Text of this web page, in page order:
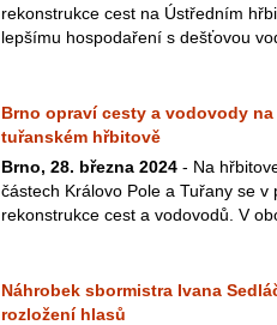
rekonstrukce cest na Ústředním
lepšímu hospodaření s dešťovou
Brno opraví cesty a vodovody
tuřanském hřbitově
Brno, 28. března 2024 - Na
částech Královo Pole a Tuřany se
rekonstrukce cest a vodovodů. V
Náhrobek sbormistra Ivana
rozložení hlasů